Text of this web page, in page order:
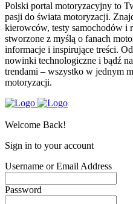
Polski portal motoryzacyjny to
pasji do świata motoryzacji.
kierowców, testy samochodów i
stworzone z myślą o fanach
informacje i inspirujące treści.
nowinki technologiczne i bądź
trendami – wszystko w jednym
motoryzacji.
Welcome Back!
Sign in to your account
Username or Email Address
Password